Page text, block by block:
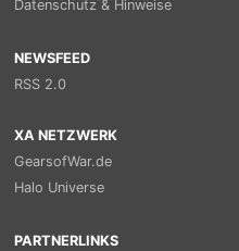
Datenschutz & Hinweise
NEWSFEED
RSS 2.0
XA NETZWERK
GearsofWar.de
Halo Universe
PARTNERLINKS